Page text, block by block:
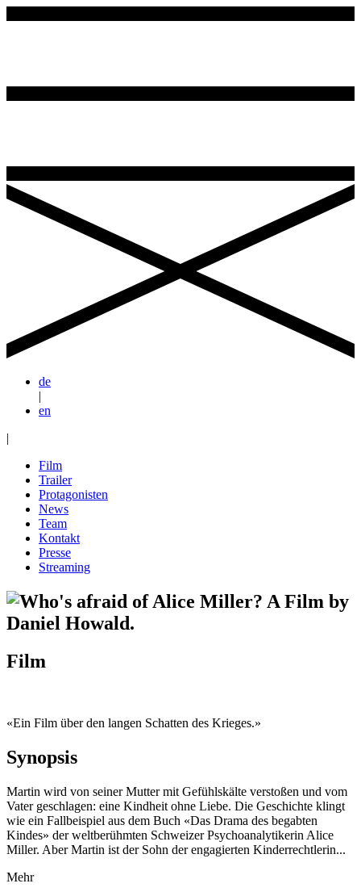
de
|
en
|
Film
Trailer
Protagonisten
News
Team
Kontakt
Presse
Streaming
Film
«Ein Film über den langen Schatten des Krieges.»
Synopsis
Martin wird von seiner Mutter mit Gefühlskälte verstoßen und vom
Vater geschlagen: eine Kindheit ohne Liebe. Die Geschichte klingt
wie ein Fallbeispiel aus dem Buch «Das Drama des begabten
Kindes» der weltberühmten Schweizer Psychoanalytikerin Alice
Miller. Aber Martin ist der Sohn der engagierten Kinderrechtlerin...
Mehr